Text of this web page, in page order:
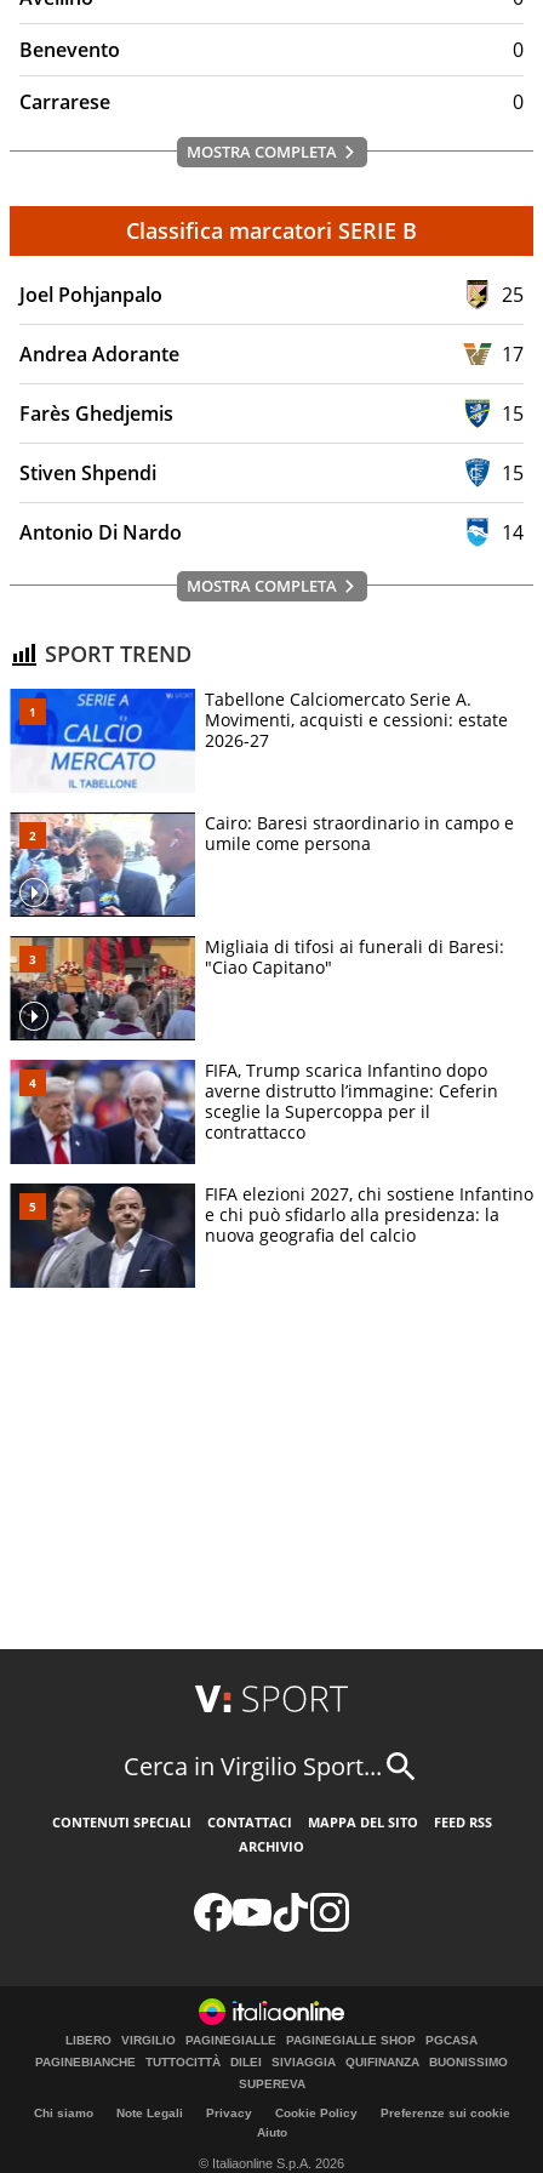
presenze dal 1939 al 1957
Giocatore con più gol:
1939 al 1940, dal 1941 al 1942 e dal 1946 al 1949
Supercoppa di Serie C:2
Benevento
0
Carrarese
0
MOSTRA COMPLETA
Classifica marcatori SERIE B
Joel Pohjanpalo 25
Andrea Adorante 17
Farès Ghedjemis 15
Stiven Shpendi 15
Antonio Di Nardo 14
MOSTRA COMPLETA
SPORT TREND
Tabellone Calciomercato Serie A.
Movimenti, acquisti e cessioni: estate
2026-27
Cairo: Baresi straordinario in campo e
umile come persona
Migliaia di tifosi ai funerali di Baresi:
"Ciao Capitano"
FIFA, Trump scarica Infantino dopo
averne distrutto l’immagine: Ceferin
sceglie la Supercoppa per il
contrattacco
FIFA elezioni 2027, chi sostiene Infantino
e chi può sfidarlo alla presidenza: la
nuova geografia del calcio
Cerca in Virgilio Sport...
CONTENUTI SPECIALI CONTATTACI MAPPA DEL SITO
FEED RSS
ARCHIVIO
LIBERO VIRGILIO PAGINEGIALLE PAGINEGIALLE SHOP
PGCASA
PAGINEBIANCHE
TUTTOCITTÀ DILEI SIVIAGGIA QUIFINANZA
BUONISSIMO
SUPEREVA
Chi siamo Note Legali Privacy Cookie Policy
Preferenze sui cookie
Aiuto
© Italiaonline S.p.A. 2026